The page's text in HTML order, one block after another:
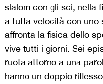
slalom con gli sci, nella
a tutta velocità con uno
affronta la fisica dello
vive tutti i giorni. Sei
ruota attorno a una
hanno un doppio